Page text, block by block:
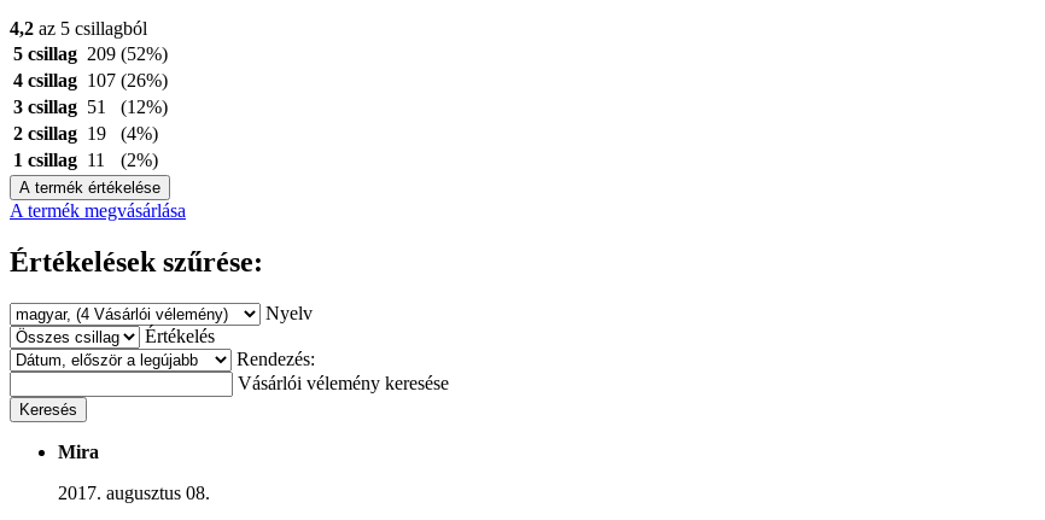
4,2 az 5 csillagból
5 csillag 209 (52%)
4 csillag 107 (26%)
3 csillag 51
(12%)
2 csillag 19
(4%)
1 csillag 11 (2%)
A termék értékelése
A termék megvásárlása
Értékelések szűrése:
Nyelv
Értékelés
Rendezés:
Vásárlói vélemény keresése
Keresés
Mira
2017. augusztus 08.